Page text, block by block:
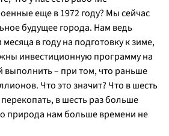
еще в 1972 году? Мы сейчас
будущее города. Нам ведь
месяца в году на подготовку к зиме,
инвестиционную программу на
выполнить – при том, что раньше
Что это значит? Что в шесть
в шесть раз больше
природа нам больше времени не